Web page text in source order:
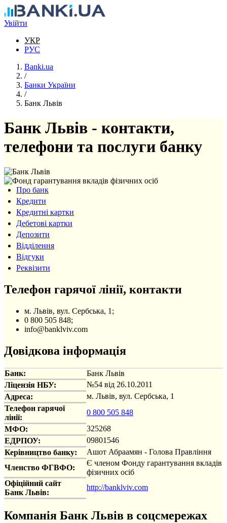
Перейти до основного вмісту
Увійти
УКР
РУС
Banki.ua
/
Банки України
/
Банк Львів
Банк Львів - контакти,
телефони та послуги банку
Про банк
Кредити
Кредитні картки
Дебетові картки
Депозити
Відділення
Відгуки
Реквізити
Телефон гарячої лінії, контакти
м. Львiв, вул. Сербська, 1;
0 800 505 848;
info@banklviv.com
Довідкова інформація
Банк:
Банк Львів
Ліцензія НБУ:
№54 від 26.10.2011
Адреса:
м. Львiв, вул. Сербська, 1
Телефон гарячої
лінії:
0 800 505 848
МФО:
325268
ЕДРПОУ:
09801546
Керівництво банку:
Ашот Абраамян - Голова Правління
Членство ФГВФО:
Є членом Фонду гарантування вкладів
фізичних осіб
Офіційний сайт
Банк Львів:
http://banklviv.com
Компанія Банк Львів в соцсмережах